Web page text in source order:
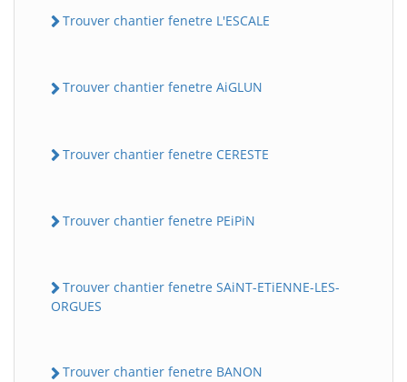
Trouver chantier fenetre L'ESCALE
Trouver chantier fenetre AiGLUN
Trouver chantier fenetre CERESTE
Trouver chantier fenetre PEiPiN
Trouver chantier fenetre SAiNT-ETiENNE-LES-
ORGUES
Trouver chantier fenetre BANON